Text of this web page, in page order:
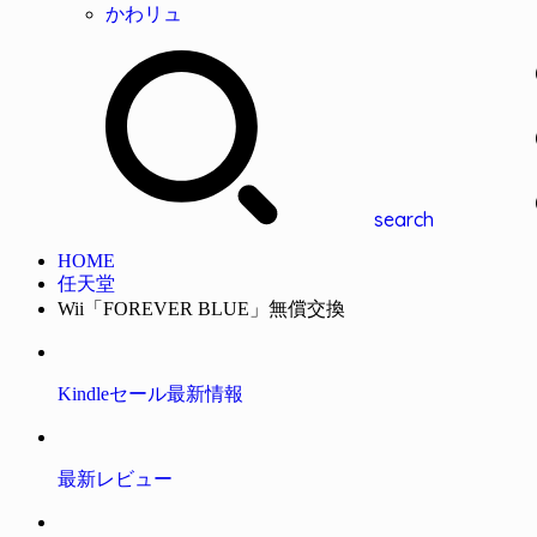
かわリュ
search
HOME
任天堂
Wii「FOREVER BLUE」無償交換
Kindleセール最新情報
最新レビュー